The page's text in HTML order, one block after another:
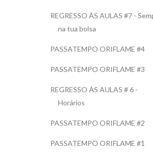
REGRESSO ÀS AULAS #7 -
na tua bolsa
PASSATEMPO ORIFLAME #4
PASSATEMPO ORIFLAME #3
REGRESSO ÁS AULAS # 6 -
Horários
PASSATEMPO ORIFLAME #2
PASSATEMPO ORIFLAME #1